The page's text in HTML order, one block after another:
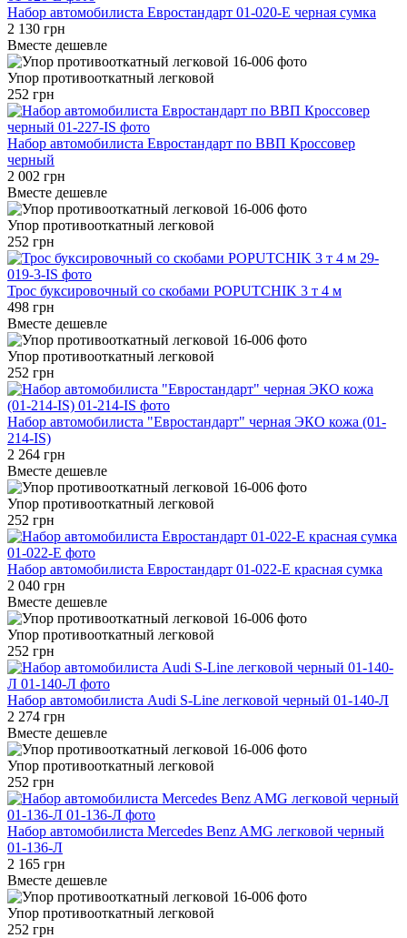
Набор автомобилиста Евростандарт 01-020-Е черная сумка
2 130 грн
Вместе дешевле
Упор противооткатный легковой
252 грн
Набор автомобилиста Евростандарт по ВВП Кроссовер
черный
2 002 грн
Вместе дешевле
Упор противооткатный легковой
252 грн
Трос буксировочный со скобами POPUTCHIK 3 т 4 м
498 грн
Вместе дешевле
Упор противооткатный легковой
252 грн
Набор автомобилиста "Евростандарт" черная ЭКО кожа (01-
214-IS)
2 264 грн
Вместе дешевле
Упор противооткатный легковой
252 грн
Набор автомобилиста Евростандарт 01-022-Е красная сумка
2 040 грн
Вместе дешевле
Упор противооткатный легковой
252 грн
Набор автомобилиста Audi S-Line легковой черный 01-140-Л
2 274 грн
Вместе дешевле
Упор противооткатный легковой
252 грн
Набор автомобилиста Mercedes Benz AMG легковой черный
01-136-Л
2 165 грн
Вместе дешевле
Упор противооткатный легковой
252 грн